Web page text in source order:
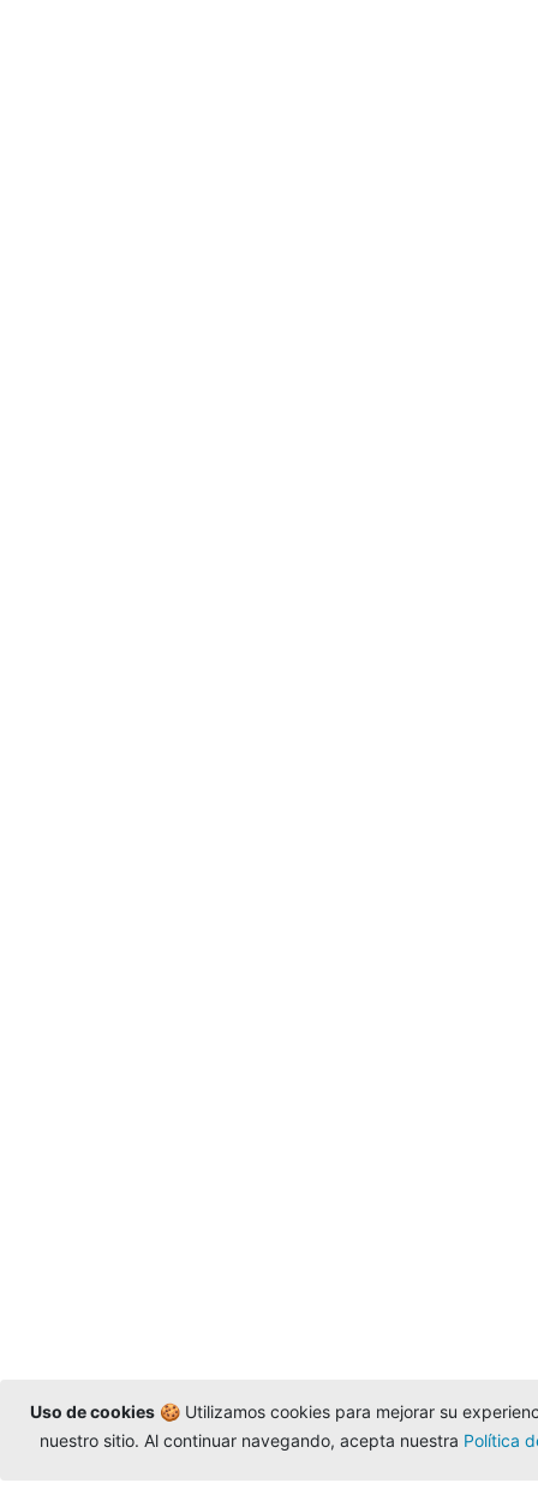
Uso de cookies🍪 Utilizamos cookies para mejorar su
nuestro sitio. Al continuar navegando, acepta nuestra Política